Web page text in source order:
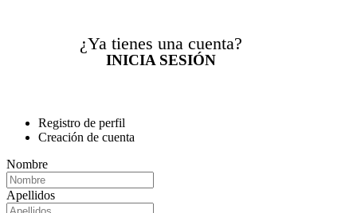
¿Ya tienes una cuenta?
INICIA SESIÓN
Registro de perfil
Creación de cuenta
Nombre
Apellidos